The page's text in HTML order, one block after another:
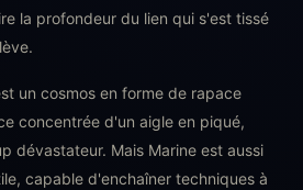
la profondeur du lien qui s'est tissé
un cosmos en forme de rapace
concentrée d'un aigle en piqué,
dévastateur. Mais Marine est aussi
capable d'enchaîner techniques à